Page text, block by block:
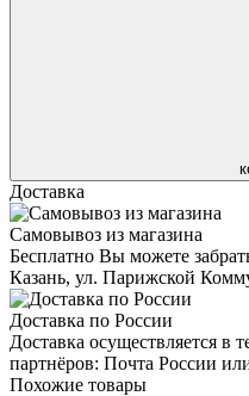
Доставка
Самовывоз из магазина
Бесплатно Вы можете
Казань, ул. Парижской
Доставка по России
Доставка осуществляется в
партнёров: Почта России
Похожие товары